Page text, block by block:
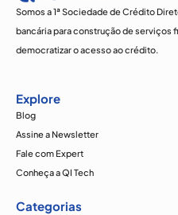
Somos a 1ª Sociedade de Crédito
bancária para construção de serviços
democratizar o acesso ao crédito.
Explore
Blog
Assine a Newsletter
Fale com Expert
Conheça a QI Tech
Categorias